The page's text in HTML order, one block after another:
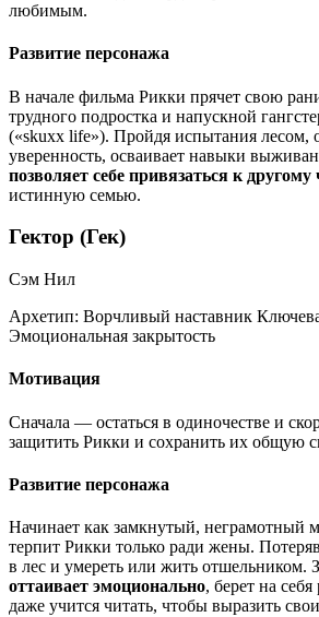
любимым.
Развитие персонажа
В начале фильма Рикки прячет свою
трудного подростка и напускной
(«skuxx life»). Пройдя испытания лесом,
уверенность, осваивает навыки
позволяет себе привязаться к другому
истинную семью.
Гектор (Гек)
Сэм Нил
Архетип: Ворчливый наставник
Эмоциональная закрытость
Мотивация
Сначала — остаться в одиночестве и
защитить Рикки и сохранить их общую
Развитие персонажа
Начинает как замкнутый, неграмотный
терпит Рикки только ради жены.
в лес и умереть или жить отшельником.
оттаивает эмоционально, берет на
даже учится читать, чтобы выразить